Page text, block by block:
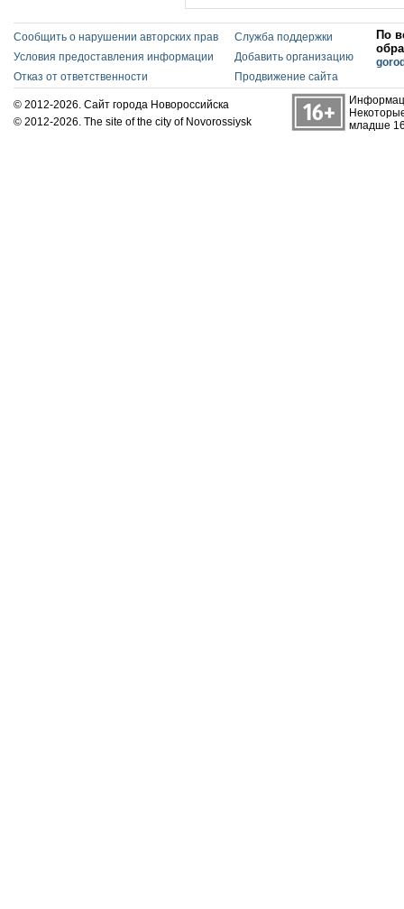
Сообщить о нарушении авторских прав
Условия предоставления информации
Отказ от ответственности
Служба поддержки
Добавить организацию
Продвижение сайта
По
© 2012-2026. Сайт города Новороссийска
© 2012-2026. The site of the city of Novorossiysk
младше